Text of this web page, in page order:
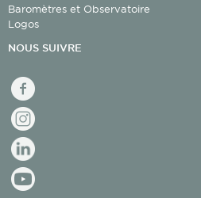
Baromètres et Observatoire
Logos
NOUS SUIVRE
facebook
Instagram
linkedin
youtube